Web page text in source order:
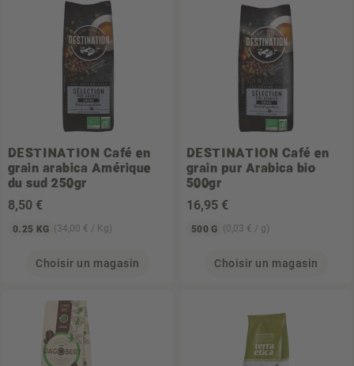
DESTINATION Café en
grain arabica Amérique
du sud 250gr
8,50 €
0.25 KG (34,00 € / Kg)
Choisir un magasin
DESTINATION Café en
grain pur Arabica bio
500gr
16,95 €
500 G (0,03 € / g)
Choisir un magasin